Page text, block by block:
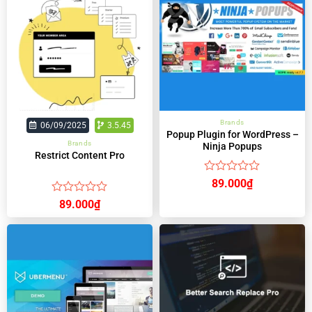
06/09/2025 3.5.45
Brands
Restrict Content Pro
Được
hạng
sao
89.000₫
Brands
Popup Plugin for WordPress –
Ninja Popups
Được
0
5
sao
89.000₫